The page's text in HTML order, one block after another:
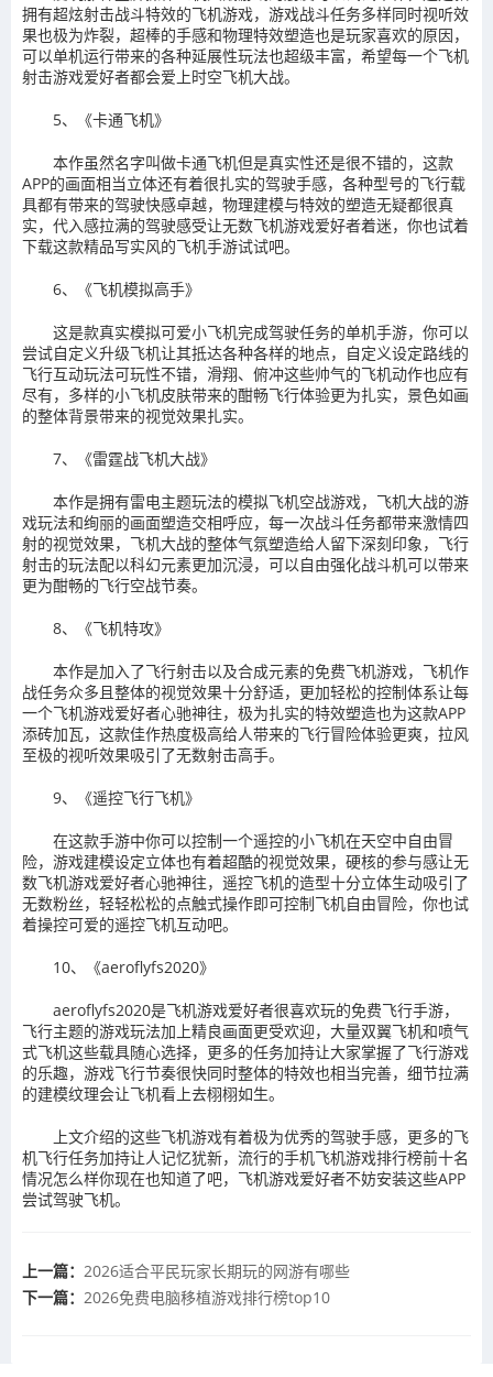
拥有超炫射击战斗特效的飞机游戏，游戏战斗任务多样同时视听效
果也极为炸裂，超棒的手感和物理特效塑造也是玩家喜欢的原因，
可以单机运行带来的各种延展性玩法也超级丰富，希望每一个飞机
射击游戏爱好者都会爱上时空飞机大战。
5、《卡通飞机》
本作虽然名字叫做卡通飞机但是真实性还是很不错的，这款
APP的画面相当立体还有着很扎实的驾驶手感，各种型号的飞行载
具都有带来的驾驶快感卓越，物理建模与特效的塑造无疑都很真
实，代入感拉满的驾驶感受让无数飞机游戏爱好者着迷，你也试着
下载这款精品写实风的飞机手游试试吧。
6、《飞机模拟高手》
这是款真实模拟可爱小飞机完成驾驶任务的单机手游，你可以
尝试自定义升级飞机让其抵达各种各样的地点，自定义设定路线的
飞行互动玩法可玩性不错，滑翔、俯冲这些帅气的飞机动作也应有
尽有，多样的小飞机皮肤带来的酣畅飞行体验更为扎实，景色如画
的整体背景带来的视觉效果扎实。
7、《雷霆战飞机大战》
本作是拥有雷电主题玩法的模拟飞机空战游戏，飞机大战的游
戏玩法和绚丽的画面塑造交相呼应，每一次战斗任务都带来激情四
射的视觉效果，飞机大战的整体气氛塑造给人留下深刻印象，飞行
射击的玩法配以科幻元素更加沉浸，可以自由强化战斗机可以带来
更为酣畅的飞行空战节奏。
8、《飞机特攻》
本作是加入了飞行射击以及合成元素的免费飞机游戏，飞机作
战任务众多且整体的视觉效果十分舒适，更加轻松的控制体系让每
一个飞机游戏爱好者心驰神往，极为扎实的特效塑造也为这款APP
添砖加瓦，这款佳作热度极高给人带来的飞行冒险体验更爽，拉风
至极的视听效果吸引了无数射击高手。
9、《遥控飞行飞机》
在这款手游中你可以控制一个遥控的小飞机在天空中自由冒
险，游戏建模设定立体也有着超酷的视觉效果，硬核的参与感让无
数飞机游戏爱好者心驰神往，遥控飞机的造型十分立体生动吸引了
无数粉丝，轻轻松松的点触式操作即可控制飞机自由冒险，你也试
着操控可爱的遥控飞机互动吧。
10、《aeroflyfs2020》
aeroflyfs2020是飞机游戏爱好者很喜欢玩的免费飞行手游，
飞行主题的游戏玩法加上精良画面更受欢迎，大量双翼飞机和喷气
式飞机这些载具随心选择，更多的任务加持让大家掌握了飞行游戏
的乐趣，游戏飞行节奏很快同时整体的特效也相当完善，细节拉满
的建模纹理会让飞机看上去栩栩如生。
上文介绍的这些飞机游戏有着极为优秀的驾驶手感，更多的飞
机飞行任务加持让人记忆犹新，流行的手机飞机游戏排行榜前十名
情况怎么样你现在也知道了吧，飞机游戏爱好者不妨安装这些APP
尝试驾驶飞机。
上一篇： 2026适合平民玩家长期玩的网游有哪些
下一篇： 2026免费电脑移植游戏排行榜top10